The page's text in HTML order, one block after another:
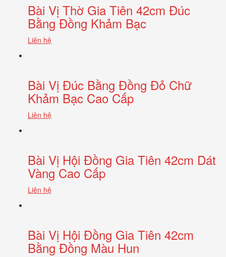
Bài Vị Thờ Gia Tiên 42cm Đúc
Bằng Đồng Khảm Bạc
Liên hệ
Bài Vị Đúc Bằng Đồng Đỏ Chữ
Khảm Bạc Cao Cấp
Liên hệ
Bài Vị Hội Đồng Gia Tiên 42cm Dát
Vàng Cao Cấp
Liên hệ
Bài Vị Hội Đồng Gia Tiên 42cm
Bằng Đồng Màu Hun